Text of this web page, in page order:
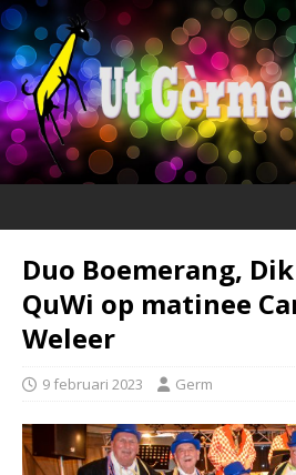
Duo Boemerang,
QuWi op matinee
Weleer
9 februari 2023 Germ